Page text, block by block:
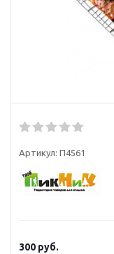
Артикул: П4561
300 руб.